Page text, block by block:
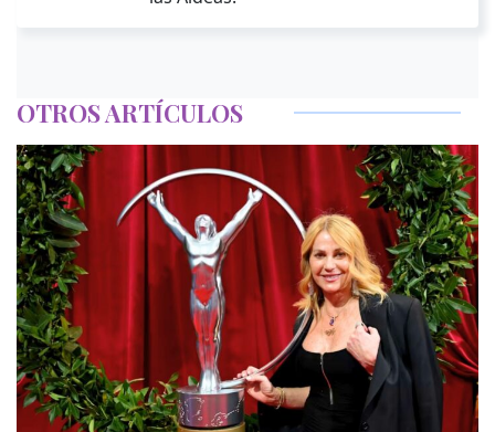
OTROS ARTÍCULOS